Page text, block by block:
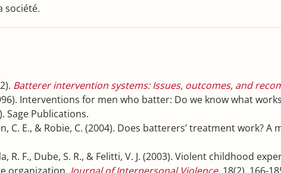
société.
Batterer intervention systems: Issues, outcomes, and
Interventions for men who batter: Do we know what
Sage Publications.
C. E., & Robie, C. (2004). Does batterers’ treatment work?
R. F., Dube, S. R., & Felitti, V. J. (2003). Violent childhood